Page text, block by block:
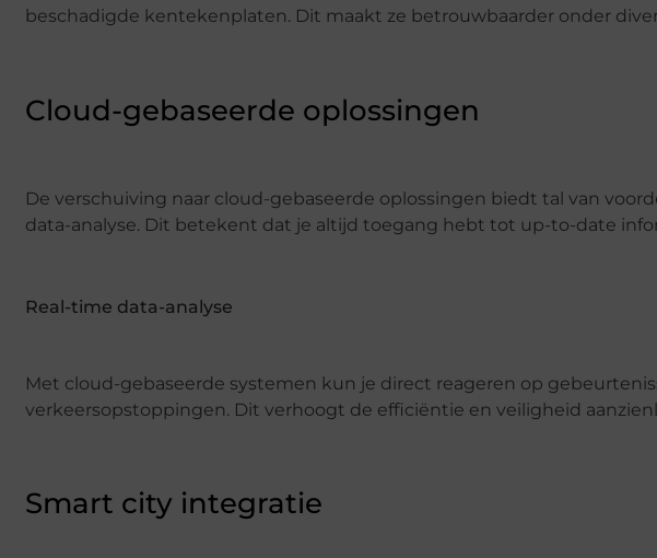
beschadigde kentekenplaten. Dit maakt ze betrouwbaarder onder
Cloud-gebaseerde oplossingen
De verschuiving naar cloud-gebaseerde oplossingen biedt tal van
data-analyse. Dit betekent dat je altijd toegang hebt tot up-to-date
Real-time data-analyse
Met cloud-gebaseerde systemen kun je direct reageren op
verkeersopstoppingen. Dit verhoogt de efficiëntie en veiligheid
Smart city integratie